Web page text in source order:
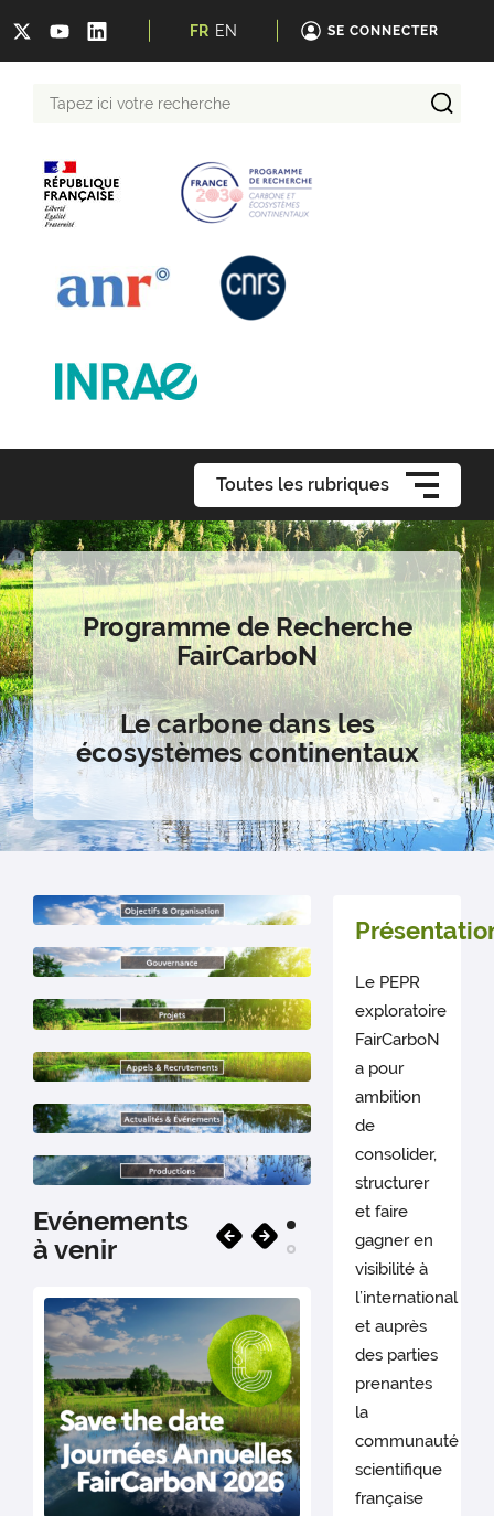
FR EN SE CONNECTER
recherche
Toutes les rubriques
Programme de Recherche
FairCarboN
Le carbone dans les
écosystèmes continentaux
Evénements
à venir
Le PEPR
exploratoire
FairCarboN
a pour
ambition
de
consolider,
structurer
et faire
gagner en
visibilité à
l’international
et auprès
des parties
prenantes
la
communauté
scientifique
française